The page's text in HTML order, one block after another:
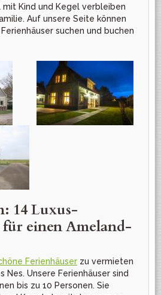
mit Kind und Kegel verbleiben
Auf unsere Seite können
suchen und buchen
14 Luxus-
für einen Ameland-
Ferienhäuser zu vermieten
Nes. Unsere Ferienhäuser sind
bis zu 10 Personen. Sie